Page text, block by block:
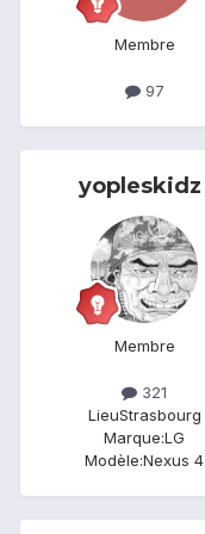
Membre
97
yopleskidz
Membre
321
LieuStrasbourg
Marque:LG
Modèle:Nexus 4